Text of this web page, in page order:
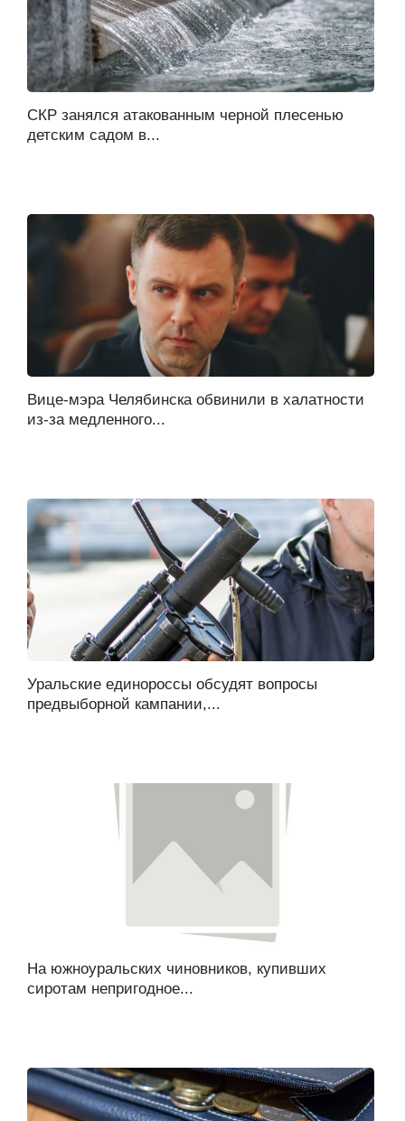
СКР занялся атакованным черной плесенью
детским садом в...
Вице-мэра Челябинска обвинили в халатности
из-за медленного...
Уральские единороссы обсудят вопросы
предвыборной кампании,...
На южноуральских чиновников, купивших
сиротам непригодное...